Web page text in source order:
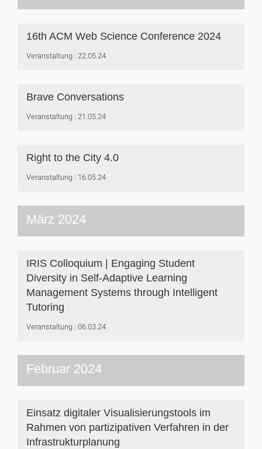
16th ACM Web Science Conference 2024
Veranstaltung 22.05.24
Brave Conversations
Veranstaltung 21.05.24
Right to the City 4.0
Veranstaltung 16.05.24
März 2024
IRIS Colloquium | Engaging Student
Diversity in Self-Adaptive Learning
Management Systems through Intelligent
Tutoring
Veranstaltung 06.03.24
Februar 2024
Einsatz digitaler Visualisierungstools im
Rahmen von partizipativen Verfahren in der
Infrastrukturplanung